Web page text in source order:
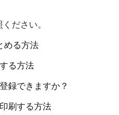
ださい。
める方法
る方法
録できますか？
刷する方法